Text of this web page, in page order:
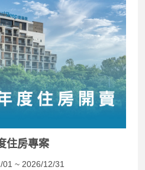
住房專案
01 ~ 2026/12/31